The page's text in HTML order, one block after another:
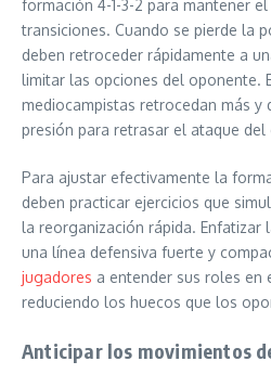
formación 4-1-3-2 para mantener
transiciones. Cuando se pierde la
deben retroceder rápidamente a
limitar las opciones del oponente.
mediocampistas retrocedan más y
presión para retrasar el ataque del
Para ajustar efectivamente la
deben practicar ejercicios que
la reorganización rápida. Enfatizar
una línea defensiva fuerte y
jugadores a entender sus roles en
reduciendo los huecos que los
Anticipar los movimientos